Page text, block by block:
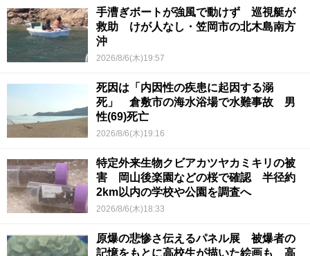
手漕ぎボートが強風で動けず 巡視艇が
救助 けが人なし・笠岡市の北木島南方
沖
2026/8/6(木)19:57
死因は「内因性の疾患に起因する溺
死」 倉敷市の海水浴場で水難事故 男
性(69)死亡
2026/8/6(木)19:16
特定外来生物クビアカツヤカミキリの被
害 岡山後楽園などの桜で確認 半径約
2km以内の学校や公園を調査へ
2026/8/6(木)18:33
原爆の悲惨さ伝えるパネル展 被爆者の
記憶をもとに高校生が描いた絵画も 高